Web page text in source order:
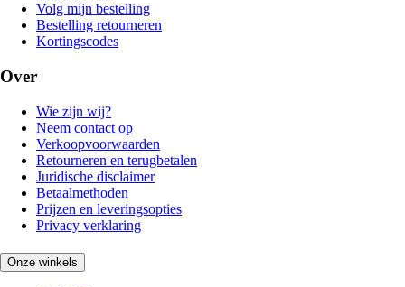
Volg mijn bestelling
Bestelling retourneren
Kortingscodes
Over
Wie zijn wij?
Neem contact op
Verkoopvoorwaarden
Retourneren en terugbetalen
Juridische disclaimer
Betaalmethoden
Prijzen en leveringsopties
Privacy verklaring
Onze winkels